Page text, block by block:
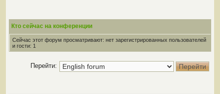
Кто сейчас на конференции
Сейчас этот форум просматривают: нет зарегистрированных пользователей
и гости: 1
Перейти: